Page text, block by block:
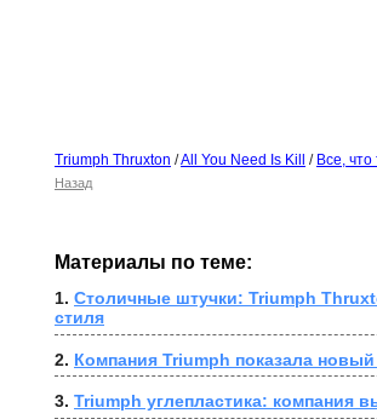
Triumph Thruxton /All You Need Is Kill / Все,
Назад
Материалы по теме:
1. Столичные штучки: Triumph
стиля
2. Компания Triumph показала
3. Triumph углепластика: компания